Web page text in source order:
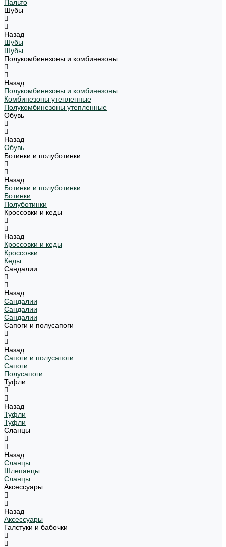
Пальто
Шубы
Назад
Шубы
Шубы
Полукомбинезоны и комбинезоны
Назад
Полукомбинезоны и комбинезоны
Комбинезоны утепленные
Полукомбинезоны утепленные
Обувь
Назад
Обувь
Ботинки и полуботинки
Назад
Ботинки и полуботинки
Ботинки
Полуботинки
Кроссовки и кеды
Назад
Кроссовки и кеды
Кроссовки
Кеды
Сандалии
Назад
Сандалии
Сандалии
Сандалии
Сапоги и полусапоги
Назад
Сапоги и полусапоги
Сапоги
Полусапоги
Туфли
Назад
Туфли
Туфли
Сланцы
Назад
Сланцы
Шлепанцы
Сланцы
Аксессуары
Назад
Аксессуары
Галстуки и бабочки